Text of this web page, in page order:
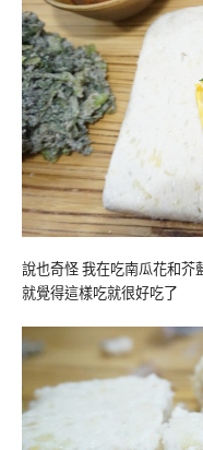
說也奇怪 我在吃南瓜花和芥
就覺得這樣吃就很好吃了